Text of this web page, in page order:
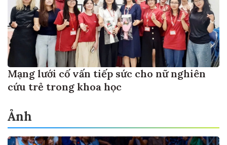
Mạng lưới cố vấn tiếp sức cho nữ nghiên
cứu trẻ trong khoa học
Ảnh